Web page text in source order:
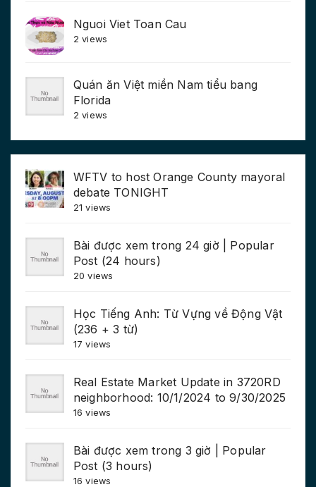
Nguoi Viet Toan Cau
2 views
Quán ăn Việt miền Nam tiểu bang
Florida
2 views
WFTV to host Orange County mayoral
debate TONIGHT
21 views
Bài được xem trong 24 giờ | Popular
Post (24 hours)
20 views
Học Tiếng Anh: Từ Vựng về Động Vật
(236 + 3 từ)
17 views
Real Estate Market Update in 3720RD
neighborhood: 10/1/2024 to 9/30/2025
16 views
Bài được xem trong 3 giờ | Popular
Post (3 hours)
16 views